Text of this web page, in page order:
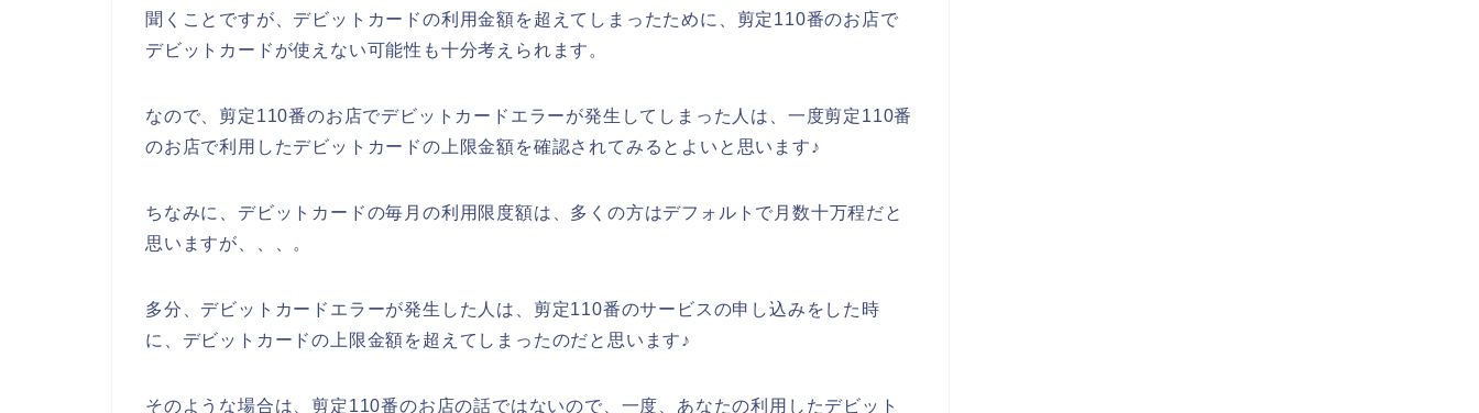
聞くことですが、デビットカードの利用金額を超えてしまったために、剪定110番のお店で
デビットカードが使えない可能性も十分考えられます。
なので、剪定110番のお店でデビットカードエラーが発生してしまった人は、一度剪定110番
のお店で利用したデビットカードの上限金額を確認されてみるとよいと思います♪
ちなみに、デビットカードの毎月の利用限度額は、多くの方はデフォルトで月数十万程だと
思いますが、、、。
多分、デビットカードエラーが発生した人は、剪定110番のサービスの申し込みをした時
に、デビットカードの上限金額を超えてしまったのだと思います♪
そのような場合は、剪定110番のお店の話ではないので、一度、あなたの利用したデビット